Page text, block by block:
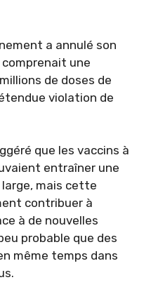
a annulé son
une
de doses de
violation de
que les vaccins à
entraîner une
mais cette
contribuer à
à de nouvelles
probable que des
même temps dans